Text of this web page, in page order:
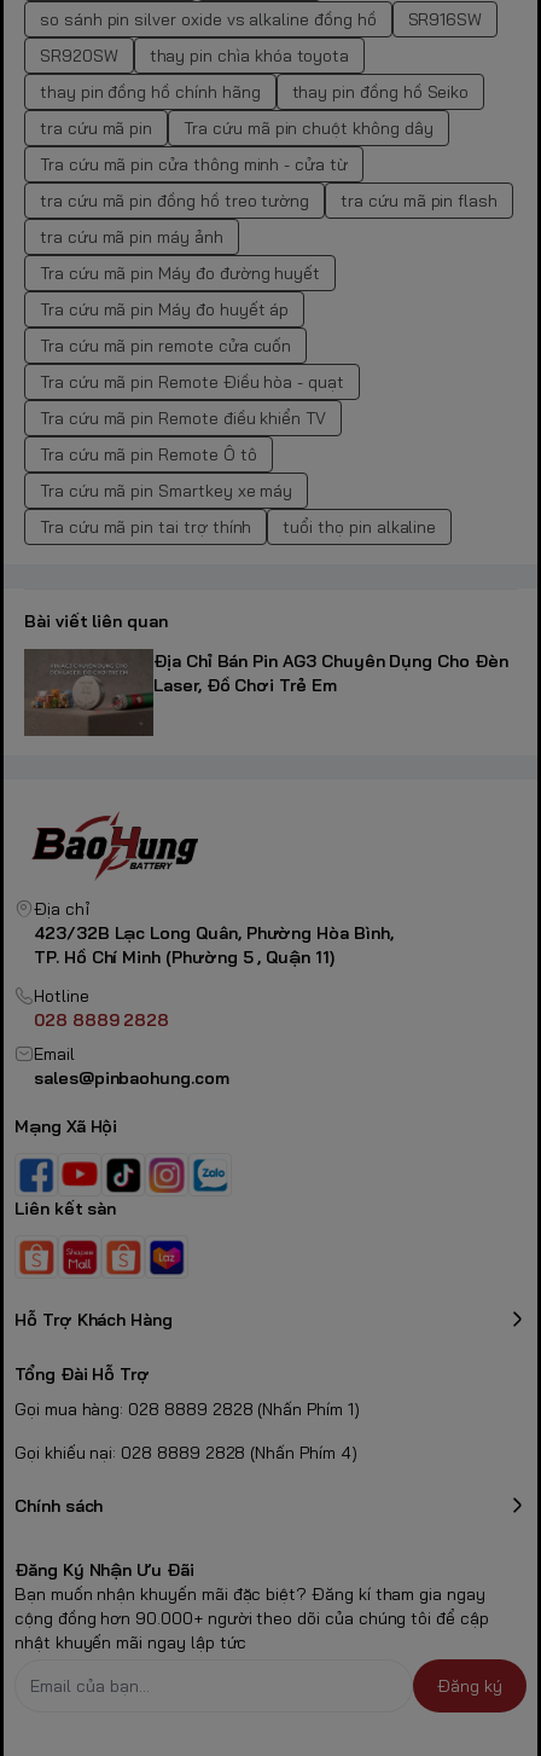
so sánh pin silver oxide vs alkaline đồng hồ
SR916SW
SR920SW
thay pin chìa khóa toyota
thay pin đồng hồ chính hãng
thay pin đồng hồ Seiko
tra cứu mã pin
Tra cứu mã pin chuột không dây
Tra cứu mã pin cửa thông minh - cửa từ
tra cứu mã pin đồng hồ treo tường
tra cứu mã pin flash
tra cứu mã pin máy ảnh
Tra cứu mã pin Máy đo đường huyết
Tra cứu mã pin Máy đo huyết áp
Tra cứu mã pin remote cửa cuốn
Tra cứu mã pin Remote Điều hòa - quạt
Tra cứu mã pin Remote điều khiển TV
Tra cứu mã pin Remote Ô tô
Tra cứu mã pin Smartkey xe máy
Tra cứu mã pin tai trợ thính
tuổi thọ pin alkaline
Bài viết liên quan
Địa Chỉ Bán Pin AG3 Chuyên Dụng Cho Đèn
Laser, Đồ Chơi Trẻ Em
Địa chỉ
423/32B Lạc Long Quân, Phường Hòa Bình,
TP. Hồ Chí Minh (Phường 5 , Quận 11)
Hotline
028 8889 2828
Email
sales@pinbaohung.com
Mạng Xã Hội
Liên kết sàn
Hỗ Trợ Khách Hàng
Tổng Đài Hỗ Trợ
Gọi mua hàng: 028 8889 2828 (Nhấn Phím 1)
Gọi khiếu nại: 028 8889 2828 (Nhấn Phím 4)
Chính sách
Đăng Ký Nhận Ưu Đãi
Bạn muốn nhận khuyến mãi đặc biệt? Đăng kí tham gia ngay
cộng đồng hơn 90.000+ người theo dõi của chúng tôi để cập
nhật khuyến mãi ngay lập tức
Đăng ký